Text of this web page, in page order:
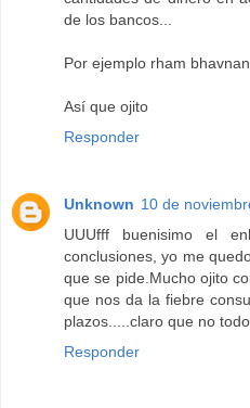
de los bancos...
Por ejemplo rham
Así que ojito
Responder
Unknown 10 de
UUUfff buenisimo el
conclusiones, yo me
que se pide.Mucho ojito
que nos da la fiebre
plazos.....claro que no
Responder